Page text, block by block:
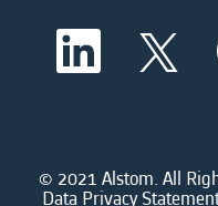
O
e
a
n
O
p
e
a
p
© 2021 Alstom. All
Data Privacy